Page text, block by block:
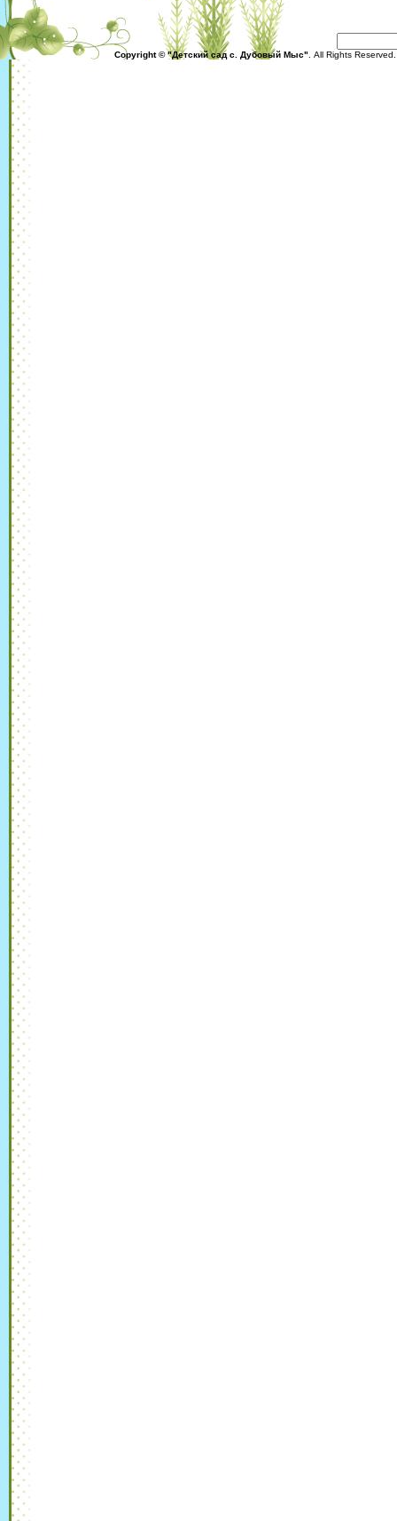
Copyright © "Детский сад с. Дубовый Мыс" . All Rights